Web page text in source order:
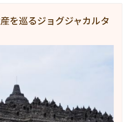
を巡るジョグジャカルタ